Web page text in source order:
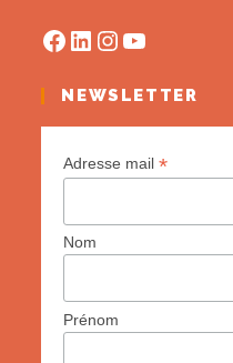
NEWSLETTER
Adresse mail*
Nom
Prénom